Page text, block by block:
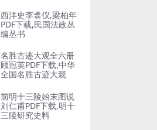
西洋史李翥仪,梁柏年
PDF下载,民国法政丛
编丛书
名胜古迹大观全六册
顾冠英PDF下载,中华
全国名胜古迹大观
前明十三陵始末图说
刘仁甫PDF下载,明十
三陵研究史料